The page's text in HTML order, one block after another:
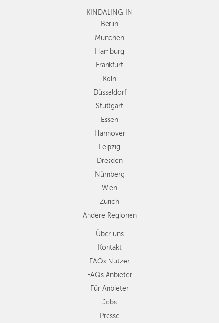
Köln
Düsseldorf
Stuttgart
Essen
Dresden
Nürnberg
Wien
Zürich
Andere
Regionen
KINDALING IN
Berlin
München
Hamburg
Frankfurt
Köln
Düsseldorf
Stuttgart
Essen
Hannover
Leipzig
Dresden
Nürnberg
Wien
Zürich
Andere Regionen
Über uns
Kontakt
FAQs Nutzer
FAQs Anbieter
Für Anbieter
Jobs
Presse